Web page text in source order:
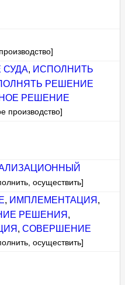
, ИСПОЛНИТЬ
РЕШЕНИЕ
РЕШЕНИЕ
производство]
осуществить]
, ИМПЛЕМЕНТАЦИЯ ,
РЕШЕНИЯ ,
,СОВЕРШЕНИЕ
осуществить]